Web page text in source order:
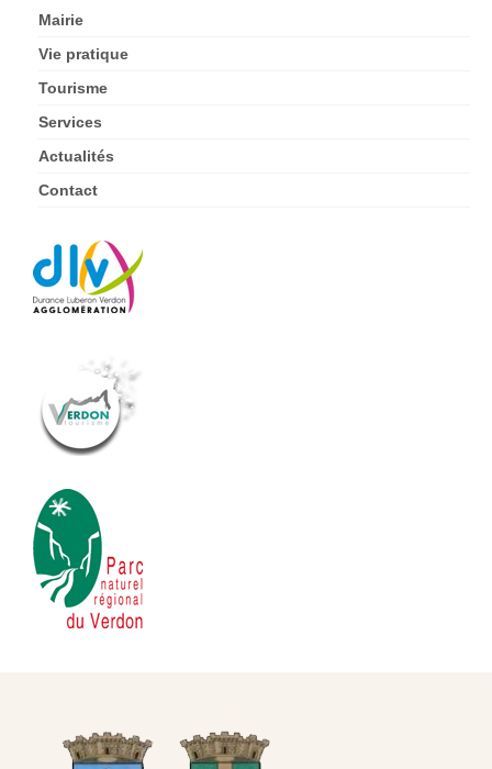
Mairie
Vie pratique
Tourisme
Services
Actualités
Contact